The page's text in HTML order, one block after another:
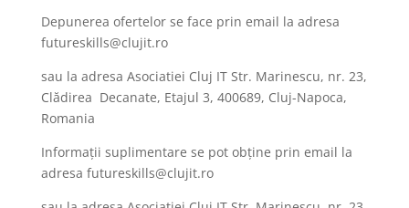
Depunerea ofertelor se face prin email la adresa
futureskills@clujit.ro
sau la adresa Asociatiei Cluj IT Str. Marinescu, nr. 23,
Clădirea Decanate, Etajul 3, 400689, Cluj-Napoca,
Romania
Informații suplimentare se pot obține prin email la
adresa futureskills@clujit.ro